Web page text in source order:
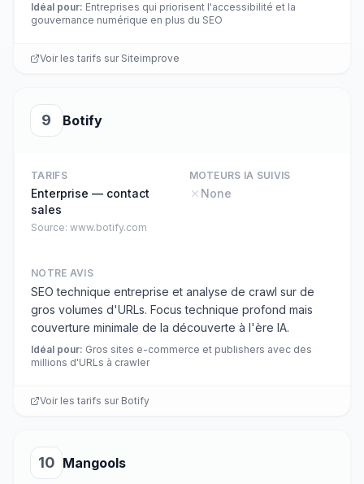
Idéal pour: Entreprises qui priorisent l'accessibilité et la
gouvernance numérique en plus du SEO
Voir les tarifs sur Siteimprove
9 Botify
TARIFS
Enterprise — contact
sales
Source: www.botify.com
MOTEURS IA SUIVIS
None
NOTRE AVIS
SEO technique entreprise et analyse de crawl sur de
gros volumes d'URLs. Focus technique profond mais
couverture minimale de la découverte à l'ère IA.
Idéal pour: Gros sites e-commerce et publishers avec des
millions d'URLs à crawler
Voir les tarifs sur Botify
10 Mangools